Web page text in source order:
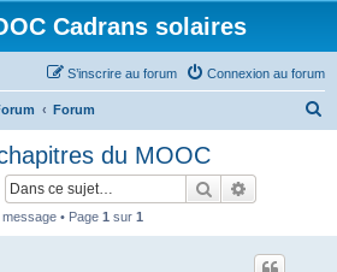
Cadrans solaires
Connexion au forum
S’inscrire au forum
Forum
du MOOC
Rechercher
message • Page 1 sur 1